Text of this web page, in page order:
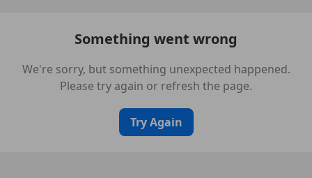
Fahrassistenz-System: Pre-Collision-System
Frontscheibe heizbar
Something went wrong
We're sorry, but something unexpected happened.
Please try again or refresh the page.
Try Again